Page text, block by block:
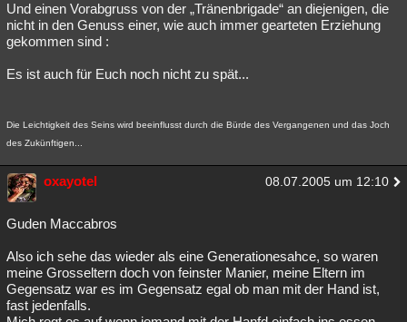
Und einen Vorabgruss von der „Tränenbrigade“ an diejenigen, die
nicht in den Genuss einer, wie auch immer gearteten Erziehung
gekommen sind :
Es ist auch für Euch noch nicht zu spät...
Die Leichtigkeit des Seins wird beeinflusst durch die Bürde des Vergangenen und das Joch
des Zukünftigen...
oxayotel 08.07.2005 um 12:10
Guden Maccabros
Also ich sehe das wieder als eine Generationesahce, so waren
meine Grosseltern doch von feinster Manier, meine Eltern im
Gegensatz war es im Gegensatz egal ob man mit der Hand ist,
fast jedenfalls.